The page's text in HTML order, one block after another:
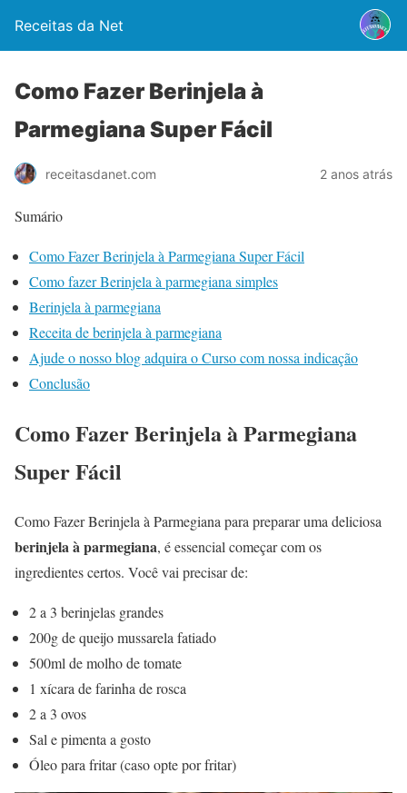
Receitas da Net
Como Fazer Berinjela à
Parmegiana Super Fácil
receitasdanet.com 2 anos atrás
Sumário
Como Fazer Berinjela à Parmegiana Super Fácil
Como fazer Berinjela à parmegiana simples
Berinjela à parmegiana
Receita de berinjela à parmegiana
Ajude o nosso blog adquira o Curso com nossa indicação
Conclusão
Como Fazer Berinjela à Parmegiana
Super Fácil
Como Fazer Berinjela à Parmegiana para preparar uma deliciosa
berinjela à parmegiana, é essencial começar com os
ingredientes certos. Você vai precisar de:
2 a 3 berinjelas grandes
200g de queijo mussarela fatiado
500ml de molho de tomate
1 xícara de farinha de rosca
2 a 3 ovos
Sal e pimenta a gosto
Óleo para fritar (caso opte por fritar)